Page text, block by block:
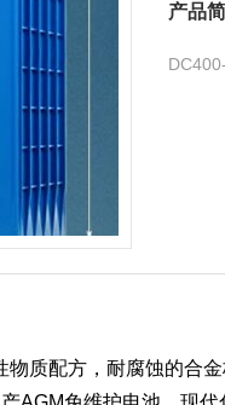
产品
物质配方，耐腐蚀的合